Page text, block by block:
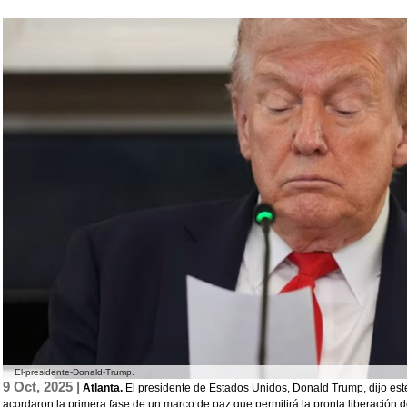
El-presidente-Donald-Trump.
9 Oct, 2025 | Atlanta. El presidente de Estados Unidos, Donald Trump, dijo
acordaron la primera fase de un marco de paz que permitirá la pronta liberación